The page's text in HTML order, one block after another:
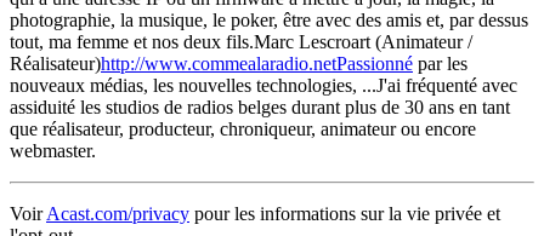
photographie, la musique, le poker, être avec des amis et, par dessus
tout, ma femme et nos deux fils.Marc Lescroart (Animateur /
Réalisateur)http://www.commealaradio.netPassionné par les
nouveaux médias, les nouvelles technologies, ...J'ai fréquenté avec
assiduité les studios de radios belges durant plus de 30 ans en tant
que réalisateur, producteur, chroniqueur, animateur ou encore
webmaster.
VoirAcast.com/privacy pour les informations sur la vie privée et